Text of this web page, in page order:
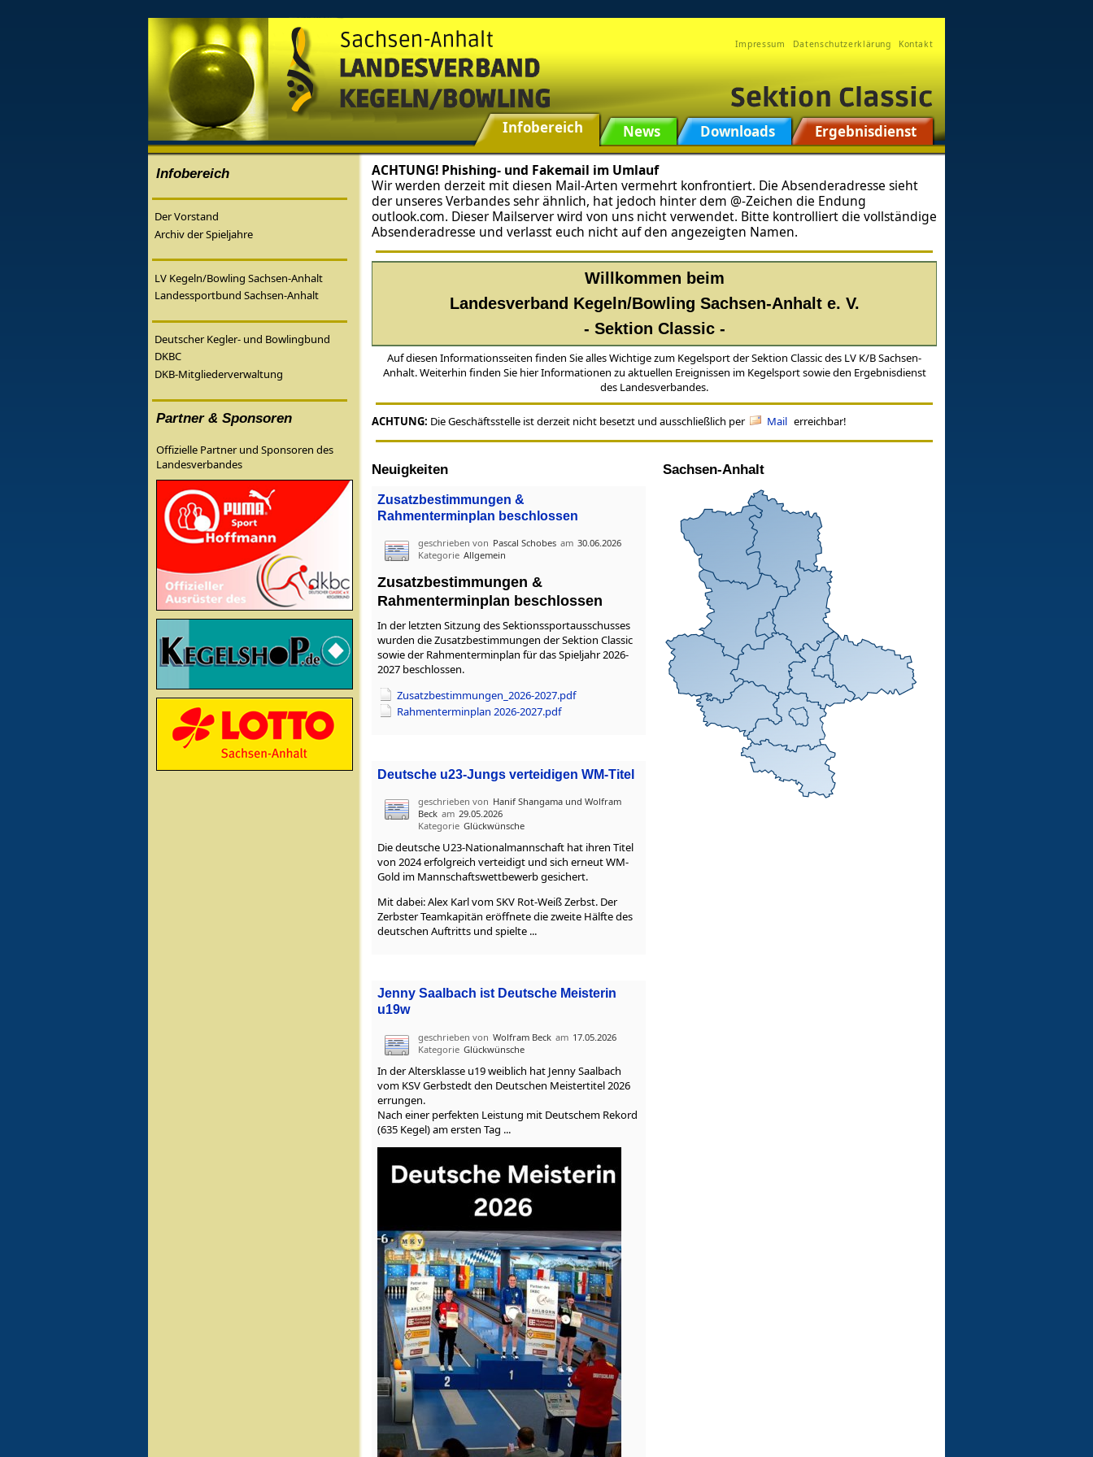
Kontakt
Datenschutzerklärung
Impressum
Ergebnisdienst
Downloads
News
Infobereich
ACHTUNG! Phishing- und Fakemail im Umlauf
Wir werden derzeit mit diesen Mail-Arten vermehrt konfrontiert. Die Absenderadresse sieht
der unseres Verbandes sehr ähnlich, hat jedoch hinter dem @-Zeichen die Endung
outlook.com. Dieser Mailserver wird von uns nicht verwendet. Bitte kontrolliert die vollständige
Absenderadresse und verlasst euch nicht auf den angezeigten Namen.
Willkommen beim
Landesverband Kegeln/Bowling Sachsen-Anhalt e. V.
- Sektion Classic -
Auf diesen Informationsseiten finden Sie alles Wichtige zum Kegelsport der Sektion Classic des LV K/B Sachsen-
Anhalt. Weiterhin finden Sie hier Informationen zu aktuellen Ereignissen im Kegelsport sowie den Ergebnisdienst
des Landesverbandes.
ACHTUNG: Die Geschäftsstelle ist derzeit nicht besetzt und ausschließlich per Mail erreichbar!
Neuigkeiten
Zusatzbestimmungen &
Rahmenterminplan beschlossen
geschrieben von Pascal Schobes am 30.06.2026
Kategorie Allgemein
Zusatzbestimmungen &
Rahmenterminplan beschlossen
In der letzten Sitzung des Sektionssportausschusses
wurden die Zusatzbestimmungen der Sektion Classic
sowie der Rahmenterminplan für das Spieljahr 2026-
2027 beschlossen.
Zusatzbestimmungen_2026-2027.pdf
Rahmenterminplan 2026-2027.pdf
Deutsche u23-Jungs verteidigen WM-Titel
geschrieben von Hanif Shangama und Wolfram
Beck am 29.05.2026
Kategorie Glückwünsche
Die deutsche U23-Nationalmannschaft hat ihren Titel
von 2024 erfolgreich verteidigt und sich erneut WM-
Gold im Mannschaftswettbewerb gesichert.
Mit dabei: Alex Karl vom SKV Rot-Weiß Zerbst. Der
Zerbster Teamkapitän eröffnete die zweite Hälfte des
deutschen Auftritts und spielte ...
Jenny Saalbach ist Deutsche Meisterin
u19w
geschrieben von Wolfram Beck am 17.05.2026
Kategorie Glückwünsche
In der Altersklasse u19 weiblich hat Jenny Saalbach
vom KSV Gerbstedt den Deutschen Meistertitel 2026
errungen.
Nach einer perfekten Leistung mit Deutschem Rekord
(635 Kegel) am ersten Tag ...
Sachsen-Anhalt
Infobereich
Der Vorstand
Archiv der Spieljahre
LV Kegeln/Bowling Sachsen-Anhalt
Landessportbund Sachsen-Anhalt
Deutscher Kegler- und Bowlingbund
DKBC
DKB-Mitgliederverwaltung
Partner & Sponsoren
Offizielle Partner und Sponsoren des
Landesverbandes